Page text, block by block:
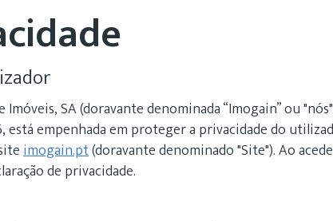
SA (doravante denominada “Imogain” ou
está empenhada em proteger a privacidade do
imogain.pt(doravante denominado "Site"). Ao
de privacidade.